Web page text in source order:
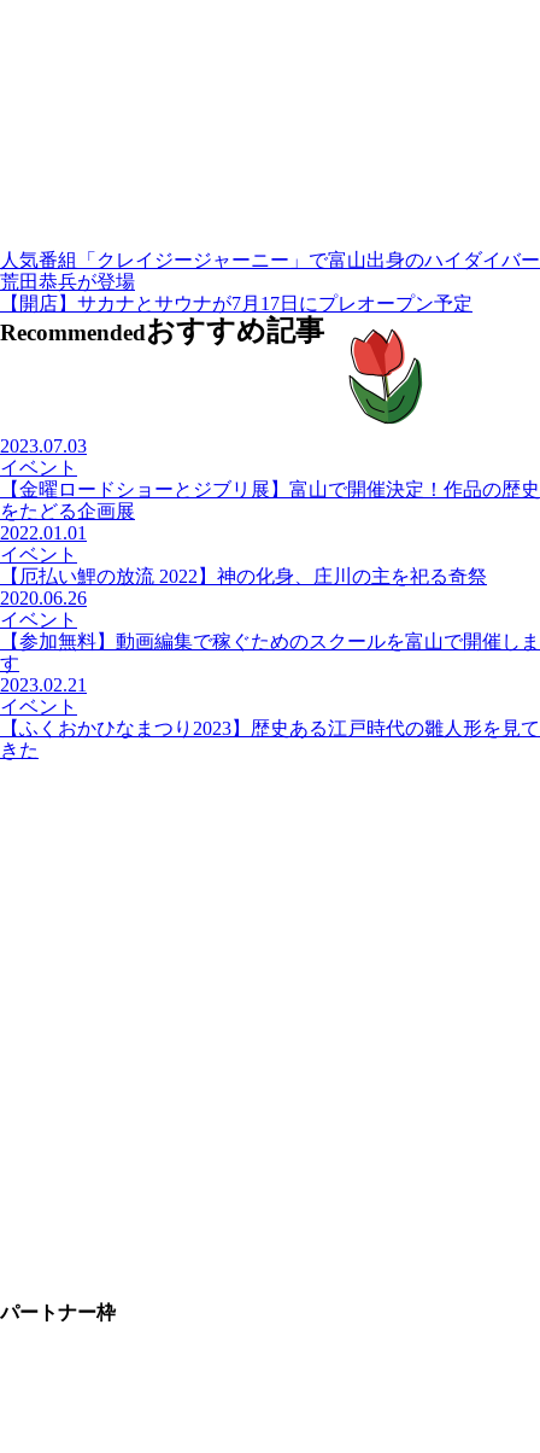
人気番組「クレイジージャーニー」で富山出身のハイダイバー
荒田恭兵が登場
【開店】サカナとサウナが7月17日にプレオープン予定
Recommendedおすすめ記事
2023.07.03
イベント
【金曜ロードショーとジブリ展】富山で開催決定！作品の歴史
をたどる企画展
2022.01.01
イベント
【厄払い鯉の放流 2022】神の化身、庄川の主を祀る奇祭
2020.06.26
イベント
【参加無料】動画編集で稼ぐためのスクールを富山で開催しま
す
2023.02.21
イベント
【ふくおかひなまつり2023】歴史ある江戸時代の雛人形を見て
きた
パートナー枠